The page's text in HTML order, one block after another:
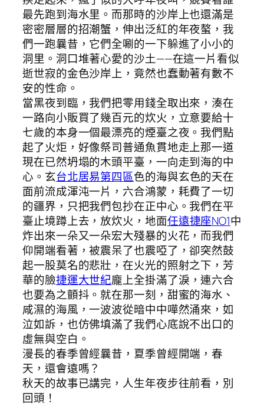
最先跑到海水里。而那時的沙岸上也還滿是
密密層層的招潮蟹，伸出泛紅的年夜螯，我
們一跑曩昔，它們全唰的一下躲進了小小的
洞里。洞口堆著心愛的沙土——在這一片看似
逝世寂的金色沙岸上，竟然也蠢動著有數不
安的性命。
當黑夜到臨，我們把零用錢全取出來，湊在
一路向小販買了幾百元的炊火，立意要給十
七歲的本身一個最漂亮的煙臺之夜。我們點
起了火炬，好像祭司普通魚貫地走上那一道
現在已然坍塌的木頭平臺，一向走到海的中
心。玄台北居易第四區色的海與玄色的天在
面前流成渾沌一片，六合鴻蒙，耗費了一切
的疆界，只把我們包抄在正中心。我們在平
臺止境蹲上去，放炊火，地面任遠捷座NO1中
炸出來一朵又一朵宏大殘暴的火花，而我們
仰開端看著，被震呆了也震啞了，卻突然鼓
起一股莫名的悲壯，在火光的照射之下，芳
華的臉捷運大世紀龐上全掛滿了淚，連六合
也要為之顫抖。就在那一刻，甜蜜的海水、
咸濕的海風，一波波從暗中中嘩然涌來，如
泣如訴，也仿佛填滿了我們心底說不出口的
虛無與空白。
漫長的春季曾經曩昔，夏季曾經開端，春
天，還會遠嗎？
秋天的故事已講完，人生年夜步往前看，別
回頭！